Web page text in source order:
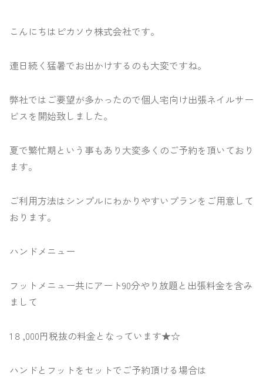
こんにちはピカソウ株式会社です。
連日続く猛暑でお出かけするのも大変ですね。
弊社ではご要望が多かったので個人宅向け出張ネイルサー
ビスを開始致しました。
夏で繁忙期という事もあり大変多くのご予約を頂いており
ます。
ご利用方法はシンプルにわかりやすいプランをご用意して
おります。
ハンドメニュー
フットメニュー共にアート90分やり放題と出張料金を含み
まして
1８,000円税抜の料金となっています★☆
ハンドとフットをセットでご予約頂ける場合は